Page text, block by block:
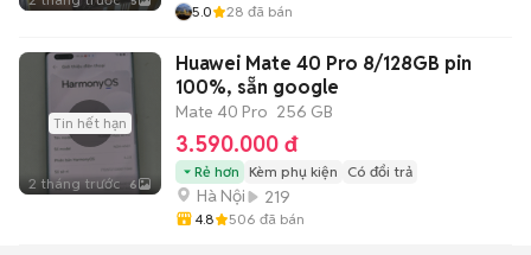
5.0 28 đã bán
Tin hết hạn
2 tháng trước 6
Huawei Mate 40 Pro 8/128GB pin
100%, sẵn google
Mate 40 Pro 256 GB
3.590.000 đ
Rẻ hơn Kèm phụ kiện Có đổi trả
Hà Nội 219
4.8 506 đã bán